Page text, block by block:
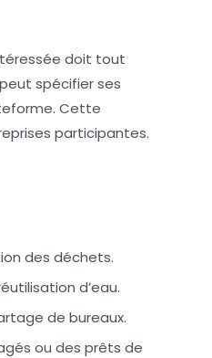
doit tout
spécifier ses
Cette
participantes.
des déchets.
d’eau.
de bureaux.
ou des prêts de